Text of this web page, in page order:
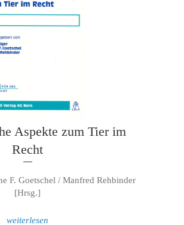
Aspekte zum Tier im
Recht
F. Goetschel / Manfred Rehbinder
[Hrsg.]
weiterlesen